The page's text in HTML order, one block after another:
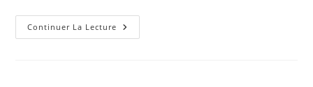
Continuer La Lecture Maigrir
Par